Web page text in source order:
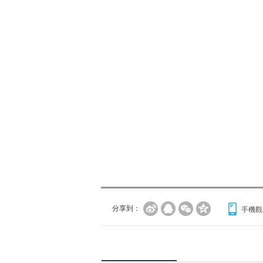
分享到： 手機